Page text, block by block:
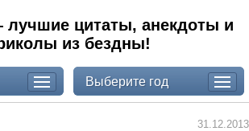
лучшие цитаты, анекдоты и
из бездны!
Выберите год
31.12.2013